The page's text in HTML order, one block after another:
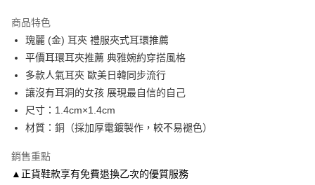
合作金庫商業銀行
華南商業銀行
上海商業儲蓄銀行
台北富邦商業銀行
國泰世華商業銀行
臺灣中小企業銀行
台中商業銀行
匯豐（台灣）商業銀行
聯邦商業銀行
元大商業銀行
永豐商業銀行
台新國際商業銀行
台灣樂天信用卡公司
6 期 0 利率 每期
華南商業銀行
彰化商業銀行
上海商業儲蓄銀行
國泰世華商業銀行
兆豐國際商業銀行
臺灣中小企業銀行
匯豐（台灣）商業銀行
華泰商業銀行
元大商業銀行
玉山商業銀行
星展（台灣）商業銀行
LINE Pay
Apple Pay
街口支付
悠遊付
Google Pay
商品特色
瑰麗 (金) 耳夾 禮服夾式耳環推薦
平價耳環耳夾推薦 典雅婉約穿搭風格
多款人氣耳夾 歐美日韓同步流行
讓沒有耳洞的女孩 展現最自信的自己
尺寸：1.4cm×1.4cm
材質：銅（採加厚電鍍製作，較不易褪色）
銷售重點
▲正貨鞋款享有免費退換乙次的優質服務